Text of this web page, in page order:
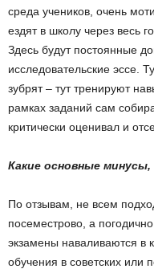
среда учеников, очень
ездят в школу через весь
Здесь будут постоянные
исследовательские эссе.
зубрят – тут тренируют
рамках заданий сам
критически оценивал и
Какие основные
По отзывам, не всем
посеместрово, а
экзамены наваливаются в
обучения в советских или